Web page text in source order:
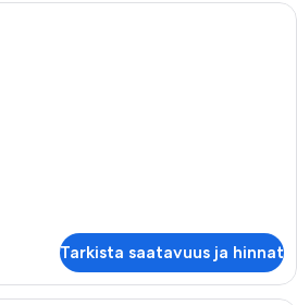
Makuuhuoneessa on sänky,
Tarkista saatavuus ja hinnat